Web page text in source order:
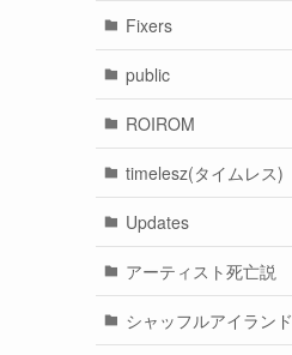
Fixers
public
ROIROM
timelesz(タイムレス)
Updates
アーティスト死亡説
シャッフルアイランド